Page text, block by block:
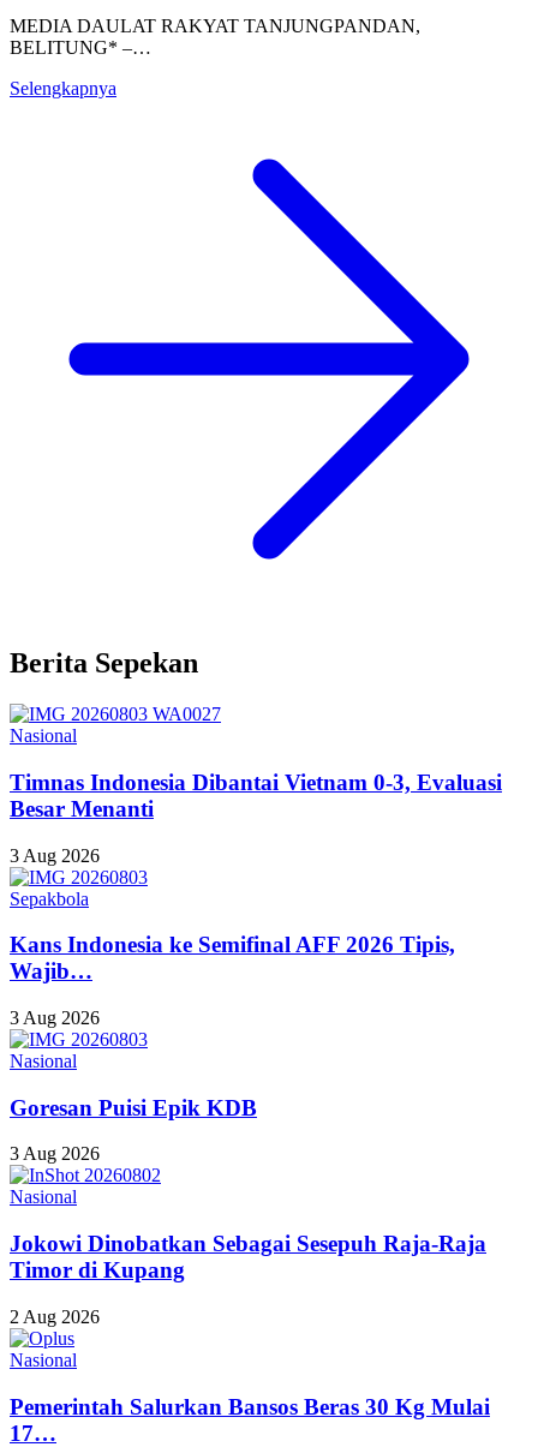
MEDIA DAULAT RAKYAT TANJUNGPANDAN,
BELITUNG* –…
Selengkapnya
Berita Sepekan
Nasional
Timnas Indonesia Dibantai Vietnam 0-3, Evaluasi
Besar Menanti
3 Aug 2026
Sepakbola
Kans Indonesia ke Semifinal AFF 2026 Tipis,
Wajib…
3 Aug 2026
Nasional
Goresan Puisi Epik KDB
3 Aug 2026
Nasional
Jokowi Dinobatkan Sebagai Sesepuh Raja-Raja
Timor di Kupang
2 Aug 2026
Nasional
Pemerintah Salurkan Bansos Beras 30 Kg Mulai
17…